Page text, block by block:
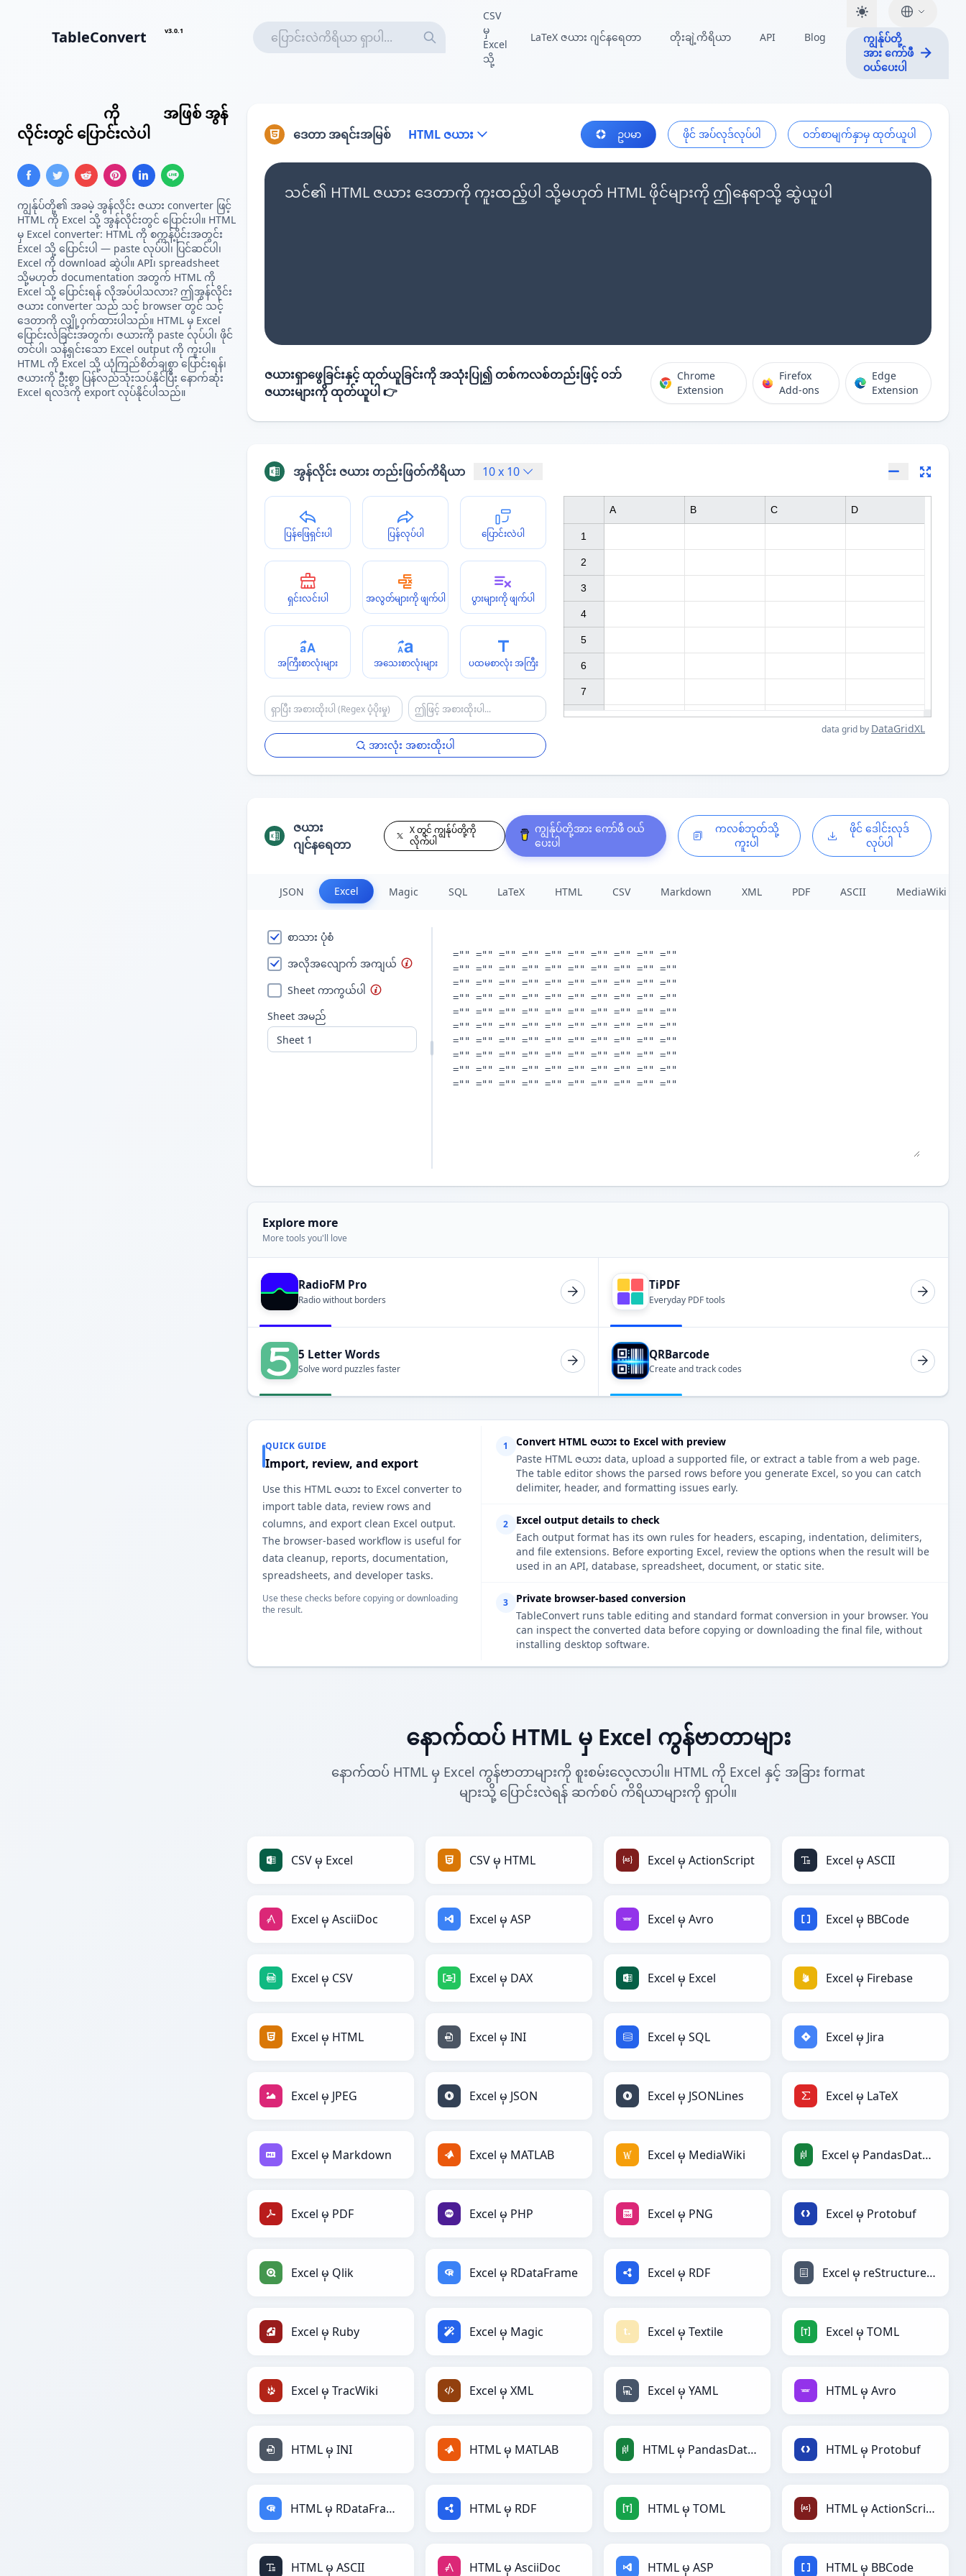
TableConvert v3.0.1
CSV
မှ
Excel
သို့
LaTeX ဇယား ဂျင်နရေတာ တိုးချဲ့ကိရိယာ API Blog
ကျွန်ုပ်တို့
အား ကော်ဖီ
ဝယ်ပေးပါ
ကို
အဖြစ် အွန်
လိုင်းတွင် ပြောင်းလဲပါ
ကျွန်ုပ်တို့၏ အခမဲ့ အွန်လိုင်း ဇယား converter ဖြင့်
HTML ကို Excel သို့ အွန်လိုင်းတွင် ပြောင်းပါ။ HTML
မှ Excel converter: HTML ကို စက္ကန့်ပိုင်းအတွင်း
Excel သို့ ပြောင်းပါ — paste လုပ်ပါ၊ ပြင်ဆင်ပါ၊
Excel ကို download ဆွဲပါ။ API၊ spreadsheet
သို့မဟုတ် documentation အတွက် HTML ကို
Excel သို့ ပြောင်းရန် လိုအပ်ပါသလား? ဤအွန်လိုင်း
ဇယား converter သည် သင့် browser တွင် သင့်
ဒေတာကို လျှို့ဝှက်ထားပါသည်။ HTML မှ Excel
ပြောင်းလဲခြင်းအတွက်၊ ဇယားကို paste လုပ်ပါ၊ ဖိုင်
တင်ပါ၊ သန့်ရှင်းသော Excel output ကို ကူးပါ။
HTML ကို Excel သို့ ယုံကြည်စိတ်ချစွာ ပြောင်းရန်၊
ဇယားကို ဦးစွာ ပြန်လည်သုံးသပ်နိုင်ပြီး နောက်ဆုံး
Excel ရလဒ်ကို export လုပ်နိုင်ပါသည်။
ဒေတာ အရင်းအမြစ် HTML ဇယား ဥပမာ ဖိုင် အပ်လုဒ်လုပ်ပါ ဝဘ်စာမျက်နှာမှ ထုတ်ယူပါ
သင်၏ HTML ဇယား ဒေတာကို ကူးထည့်ပါ သို့မဟုတ် HTML ဖိုင်များကို ဤနေရာသို့ ဆွဲယူပါ
ဇယားရှာဖွေခြင်းနှင့် ထုတ်ယူခြင်းကို အသုံးပြု၍ တစ်ကလစ်တည်းဖြင့် ဝဘ်
ဇယားများကို ထုတ်ယူပါ 👉
Chrome
Extension
Firefox
Add-ons
Edge
Extension
အွန်လိုင်း ဇယား တည်းဖြတ်ကိရိယာ 10x 10
ပြန်ဖြေရှင်းပါ ပြန်လုပ်ပါ ပြောင်းလဲပါ
ရှင်းလင်းပါ အလွတ်များကို ဖျက်ပါ ပွားများကို ဖျက်ပါ
အကြီးစာလုံးများ အသေးစာလုံးများ ပထမစာလုံး အကြီး
အားလုံး အစားထိုးပါ
data grid by DataGridXL
1
2
3
4
5
6
7
A B C D
ဇယား
ဂျင်နရေတာ
X တွင် ကျွန်ုပ်တို့ကို
လိုက်ပါ
ကျွန်ုပ်တို့အား ကော်ဖီ ဝယ်
ပေးပါ
ကလစ်ဘုတ်သို့
ကူးပါ
ဖိုင် ဒေါင်းလုဒ်
လုပ်ပါ
JSON Excel Magic SQL LaTeX HTML CSV Markdown XML PDF ASCII MediaWiki
စာသား ပုံစံ
အလိုအလျောက် အကျယ်
Sheet ကာကွယ်ပါ
Sheet အမည်
Explore more
More tools you'll love
RadioFM Pro
Radio without borders
TiPDF
Everyday PDF tools
5 Letter Words
Solve word puzzles faster
QRBarcode
Create and track codes
QUICK GUIDE
Import, review, and export
Use this HTML ဇယား to Excel converter to
import table data, review rows and
columns, and export clean Excel output.
The browser-based workflow is useful for
data cleanup, reports, documentation,
spreadsheets, and developer tasks.
Use these checks before copying or downloading
the result.
1
Convert HTML ဇယား to Excel with preview
Paste HTML ဇယား data, upload a supported file, or extract a table from a web page.
The table editor shows the parsed rows before you generate Excel, so you can catch
delimiter, header, and formatting issues early.
2
Excel output details to check
Each output format has its own rules for headers, escaping, indentation, delimiters,
and file extensions. Before exporting Excel, review the options when the result will be
used in an API, database, spreadsheet, document, or static site.
3
Private browser-based conversion
TableConvert runs table editing and standard format conversion in your browser. You
can inspect the converted data before copying or downloading the final file, without
installing desktop software.
နောက်ထပ် HTML မှ Excel ကွန်ဗာတာများ
နောက်ထပ် HTML မှ Excel ကွန်ဗာတာများကို စူးစမ်းလေ့လာပါ။ HTML ကို Excel နှင့် အခြား format
များသို့ ပြောင်းလဲရန် ဆက်စပ် ကိရိယာများကို ရှာပါ။
CSV မှ Excel CSV မှ HTML Excel မှ ActionScript Excel မှ ASCII
Excel မှ AsciiDoc Excel မှ ASP Excel မှ Avro Excel မှ BBCode
Excel မှ CSV Excel မှ DAX Excel မှ Excel Excel မှ Firebase
Excel မှ HTML Excel မှ INI Excel မှ SQL Excel မှ Jira
Excel မှ JPEG Excel မှ JSON Excel မှ JSONLines Excel မှ LaTeX
Excel မှ Markdown Excel မှ MATLAB Excel မှ MediaWiki Excel မှ PandasDataFrame
Excel မှ PDF Excel မှ PHP Excel မှ PNG Excel မှ Protobuf
Excel မှ Qlik Excel မှ RDataFrame Excel မှ RDF Excel မှ reStructuredText
Excel မှ Ruby Excel မှ Magic Excel မှ Textile Excel မှ TOML
Excel မှ TracWiki Excel မှ XML Excel မှ YAML HTML မှ Avro
HTML မှ INI HTML မှ MATLAB HTML မှ PandasDataFrame HTML မှ Protobuf
HTML မှ RDataFrame HTML မှ RDF HTML မှ TOML HTML မှ ActionScript
HTML မှ ASCII HTML မှ AsciiDoc HTML မှ ASP HTML မှ BBCode